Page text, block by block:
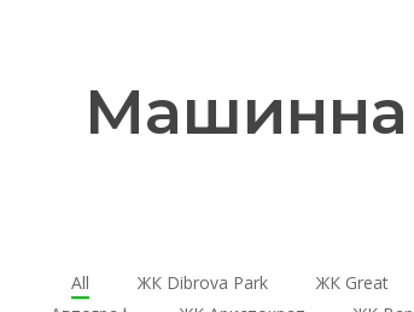
Машинна
All ЖК Dibrova Park ЖК Great